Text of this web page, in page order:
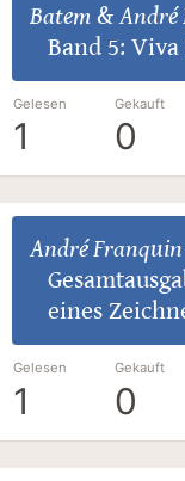
Batem&André
Band 5:
Gelesen
1
Gekauft
0
André Franquin
eines
Gelesen
1
Gekauft
0